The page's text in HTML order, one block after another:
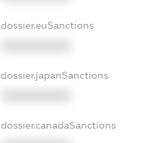
dossier.euSanctions
dossier.japanSanctions
dossier.canadaSanctions